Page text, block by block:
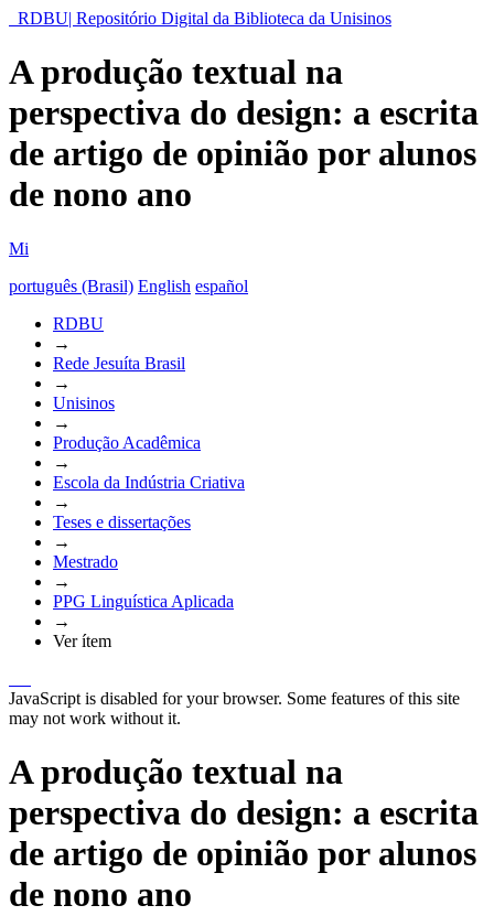
RDBU| Repositório Digital da Biblioteca da Unisinos
A produção textual na
perspectiva do design: a escrita
de artigo de opinião por alunos
de nono ano
Mi
português (Brasil) English español
RDBU
→
Rede Jesuíta Brasil
→
Unisinos
→
Produção Acadêmica
→
Escola da Indústria Criativa
→
Teses e dissertações
→
Mestrado
→
PPG Linguística Aplicada
→
Ver ítem
JavaScript is disabled for your browser. Some features of this site
may not work without it.
A produção textual na
perspectiva do design: a escrita
de artigo de opinião por alunos
de nono ano